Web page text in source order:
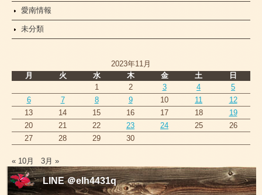
愛南情報
未分類
2023年11月
月
火 水 木 金 土
日
1
2 3 4
5
6
7 8 9 10 11
12
13
14 15 16 17 18
19
20
21 22 23 24 25
26
27
28 29 30
« 10月 3月 »
LINE ＠elh4431q